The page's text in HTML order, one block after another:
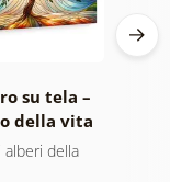
su tela –
della vita
alberi della